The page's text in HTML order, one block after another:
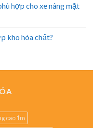
hợp cho xe nâng mặt
kho hóa chất?
cao 1m